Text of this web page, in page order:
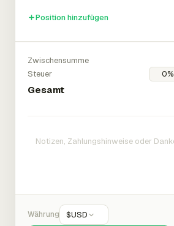
Position hinzufügen
Zwischensumme
Steuer
Gesamt
Währung $USD